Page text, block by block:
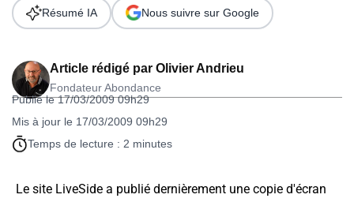
Article rédigé par Olivier Andrieu
Fondateur Abondance
Publié le 17/03/2009 09h29
Mis à jour le 17/03/2009 09h29
Temps de lecture : 2 minutes
Résumé IA Nous suivre sur Google
Le site LiveSide a publié dernièrement une copie d'écran